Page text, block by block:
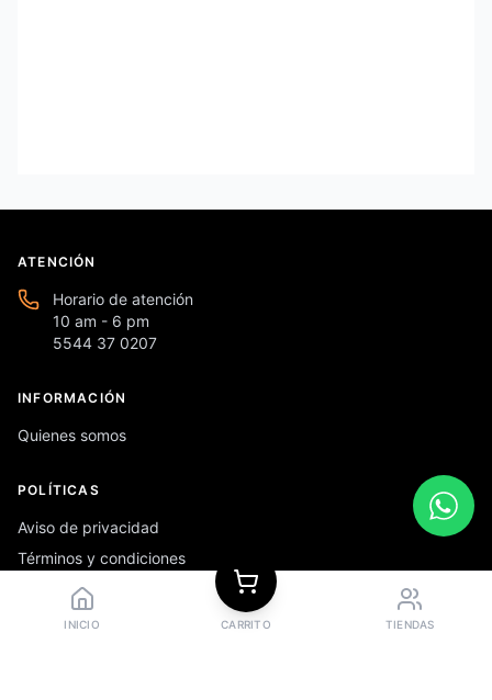
INICIO CARRITO TIENDAS
ATENCIÓN
Horario de atención
10 am - 6 pm
5544 37 0207
INFORMACIÓN
Quienes somos
POLÍTICAS
Aviso de privacidad
Términos y condiciones
Preguntas frecuentes